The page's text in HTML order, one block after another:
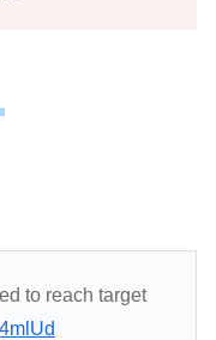
to reach target